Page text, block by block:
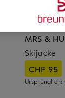
MRS &
Skijacke
CHF 95
Ursprünglich: